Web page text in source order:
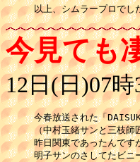
以上、シムラープロでし
今見ても
12日(日)07時
今春放送された「
（中村玉緒サンと三枝師
昨日関東であったんです
明子サンのさしてたビニ